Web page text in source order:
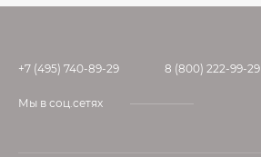
+7 (495) 740-89-29 8 (800) 222-99-29
Мы в соц.сетях